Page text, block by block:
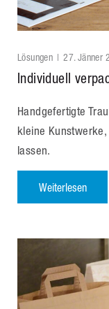
Individuell
Lösungen 27. Jänner
Handgefertigte
kleine
lassen.
Weiterlesen